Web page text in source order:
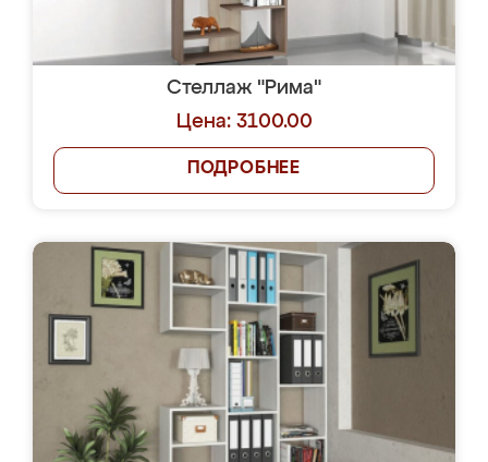
Стеллаж "Рима"
Цена: 3100.00
ПОДРОБНЕЕ